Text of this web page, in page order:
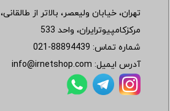
تهران، خیابان ولیعصر، بالاتر از طالقانی،
مرکزکامپیوترایران، واحد 533
شماره تماس: 021-88894439
آدرس ایمیل: info@irnetshop.com